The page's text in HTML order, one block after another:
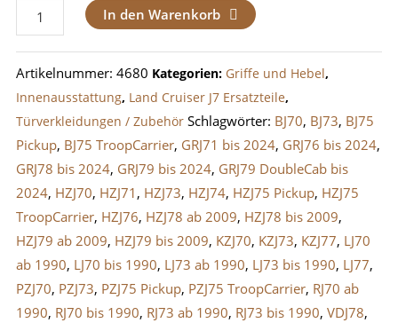
Armlehne
/
Türgriff
Innen
LandCruiser
J7
Grau
Menge
In den Warenkorb
Artikelnummer: 4680 Kategorien: Griffe und Hebel,
Innenausstattung, Land Cruiser J7 Ersatzteile,
Türverkleidungen / Zubehör Schlagwörter: BJ70, BJ73, BJ75
Pickup, BJ75 TroopCarrier, GRJ71 bis 2024, GRJ76 bis 2024,
GRJ78 bis 2024, GRJ79 bis 2024, GRJ79 DoubleCab bis
2024, HZJ70, HZJ71 , HZJ73, HZJ74, HZJ75 Pickup, HZJ75
TroopCarrier, HZJ76, HZJ78 ab 2009, HZJ78 bis 2009,
HZJ79 ab 2009, HZJ79 bis 2009, KZJ70, KZJ73, KZJ77, LJ70
ab 1990, LJ70 bis 1990, LJ73 ab 1990, LJ73 bis 1990, LJ77,
PZJ70, PZJ73, PZJ75 Pickup, PZJ75 TroopCarrier, RJ70 ab
1990, RJ70 bis 1990, RJ73 ab 1990, RJ73 bis 1990, VDJ78,